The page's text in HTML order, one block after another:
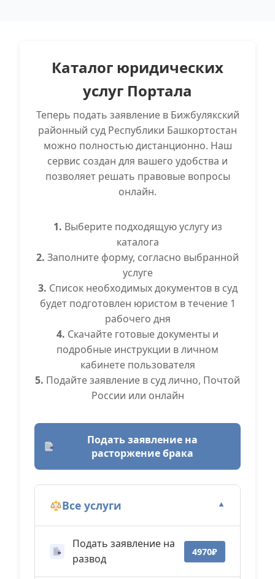
Каталог юридических
услуг Портала
Теперь подать заявление в Бижбулякский
районный суд Республики Башкортостан
можно полностью дистанционно. Наш
сервис создан для вашего удобства и
позволяет решать правовые вопросы
онлайн.
1. Выберите подходящую услугу из
каталога
2. Заполните форму, согласно выбранной
услуге
3. Список необходимых документов в суд
будет подготовлен юристом в течение 1
рабочего дня
4. Скачайте готовые документы и
подробные инструкции в личном
кабинете пользователя
5. Подайте заявление в суд лично, Почтой
России или онлайн
Подать заявление на
расторжение брака
Все услуги ▼
Подать заявление на
развод
4970₽